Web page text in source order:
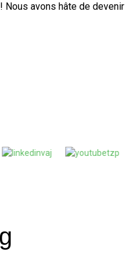
Nous avons hâte de devenir